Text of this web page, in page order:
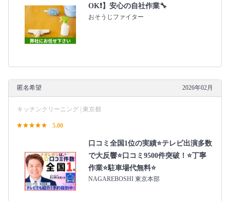
OK❗️】安心の自社作業🔧
おそうじファイター
匿名希望 2026年02月
キッチンクリーニング | 東京都
5.00
口コミ全国1位の実績⭐テレビ出演多数
で大反響⭐口コミ9500件突破！⭐丁寧
作業⭐駐車場代無料⭐
NAGAREBOSHI 東京本部